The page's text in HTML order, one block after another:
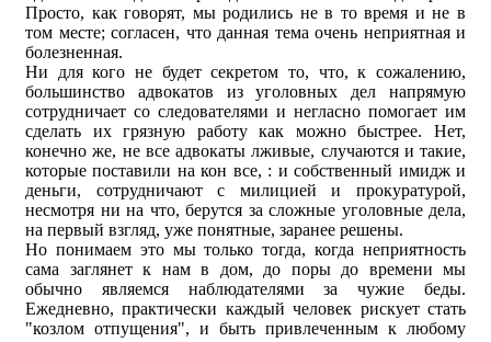
Просто, как говорят, мы родились не в то время и не в
том месте; согласен, что данная тема очень неприятная и
болезненная.
Ни для кого не будет секретом то, что, к сожалению,
большинство адвокатов из уголовных дел напрямую
сотрудничает со следователями и негласно помогает им
сделать их грязную работу как можно быстрее. Нет,
конечно же, не все адвокаты лживые, случаются и такие,
которые поставили на кон все, : и собственный имидж и
деньги, сотрудничают с милицией и прокуратурой,
несмотря ни на что, берутся за сложные уголовные дела,
на первый взгляд, уже понятные, заранее решены.
Но понимаем это мы только тогда, когда неприятность
сама заглянет к нам в дом, до поры до времени мы
обычно являемся наблюдателями за чужие беды.
Ежедневно, практически каждый человек рискует стать
"козлом отпущения", и быть привлеченным к любому